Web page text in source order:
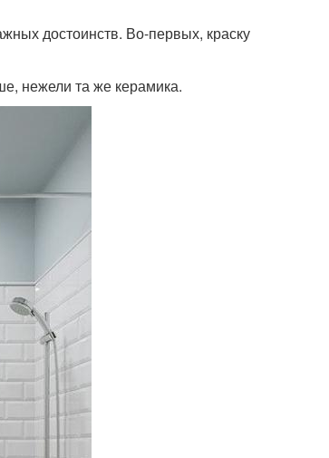
достоинств. Во-первых, краску
нежели та же керамика.